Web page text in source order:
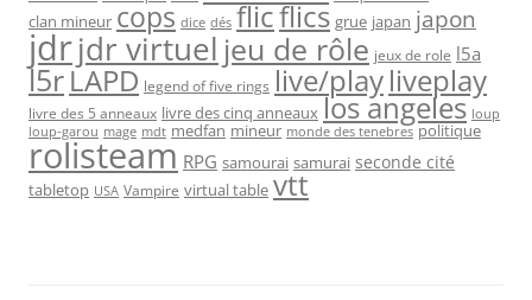
clan mineur cops dice dés flicflics grue japan japon
jdrjdr virtuel jeu de rôle jeux de role l5a
l5rLAPD legend of five rings live/playliveplay
livre des 5 anneaux livre des cinq anneaux los angeles loup
loup-garou mage mdt medfan mineur monde des tenebres politique
rolisteam RPG samourai samurai seconde cité
tabletop USA Vampire virtual table vtt